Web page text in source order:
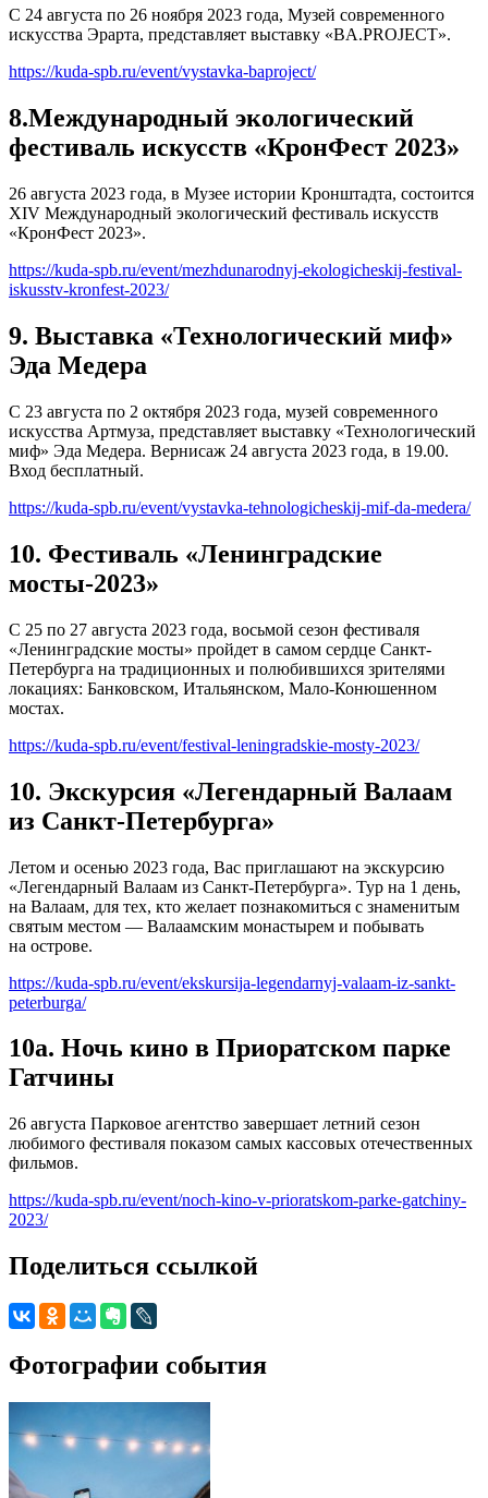
С 24 августа по 26 ноября 2023 года, Музей современного
искусства Эрарта, представляет выставку «BA.PROJECT».
https://kuda-spb.ru/event/vystavka-baproject/
8.Международный экологический
фестиваль искусств «КронФест 2023»
26 августа 2023 года, в Музее истории Кронштадта, состоится
XIV Международный экологический фестиваль искусств
«КронФест 2023».
https://kuda-spb.ru/event/mezhdunarodnyj-ekologicheskij-festival-
iskusstv-kronfest-2023/
9. Выставка «Технологический миф»
Эда Медера
С 23 августа по 2 октября 2023 года, музей современного
искусства Артмуза, представляет выставку «Технологический
миф» Эда Медера. Вернисаж 24 августа 2023 года, в 19.00.
Вход бесплатный.
https://kuda-spb.ru/event/vystavka-tehnologicheskij-mif-da-medera/
10. Фестиваль «Ленинградские
мосты-2023»
С 25 по 27 августа 2023 года, восьмой сезон фестиваля
«Ленинградские мосты» пройдет в самом сердце Санкт-
Петербурга на традиционных и полюбившихся зрителями
локациях: Банковском, Итальянском, Мало-Конюшенном
мостах.
https://kuda-spb.ru/event/festival-leningradskie-mosty-2023/
10. Экскурсия «Легендарный Валаам
из Санкт-Петербурга»
Летом и осенью 2023 года, Вас приглашают на экскурсию
«Легендарный Валаам из Санкт-Петербурга». Тур на 1 день,
на Валаам, для тех, кто желает познакомиться с знаменитым
святым местом — Валаамским монастырем и побывать
на острове.
https://kuda-spb.ru/event/ekskursija-legendarnyj-valaam-iz-sankt-
peterburga/
10а. Ночь кино в Приоратском парке
Гатчины
26 августа Парковое агентство завершает летний сезон
любимого фестиваля показом самых кассовых отечественных
фильмов.
https://kuda-spb.ru/event/noch-kino-v-prioratskom-parke-gatchiny-
2023/
Поделиться ссылкой
Фотографии события